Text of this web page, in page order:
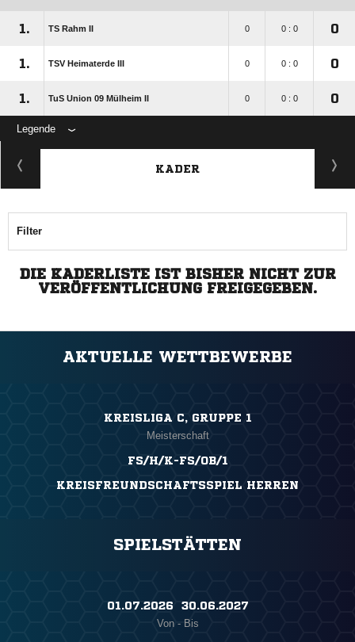
1. TS Rahm II 0 0 : 0 0
1. TSV Heimaterde III 0 0 : 0 0
1. TuS Union 09 Mülheim II 0 0 : 0 0
Legende
KADER
Filter
DIE KADERLISTE IST BISHER NICHT ZUR
VERÖFFENTLICHUNG FREIGEGEBEN.
AKTUELLE WETTBEWERBE
KREISLIGA C, GRUPPE 1
Meisterschaft
FS/H/K-FS/OB/1
KREISFREUNDSCHAFTSSPIEL HERREN
SPIELSTÄTTEN
01.07.2026 ​ 30.06.2027
Von - Bis